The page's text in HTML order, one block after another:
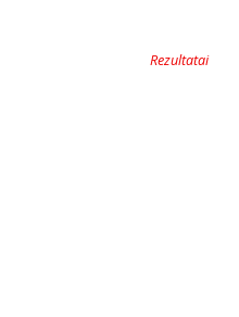
Rezultatai